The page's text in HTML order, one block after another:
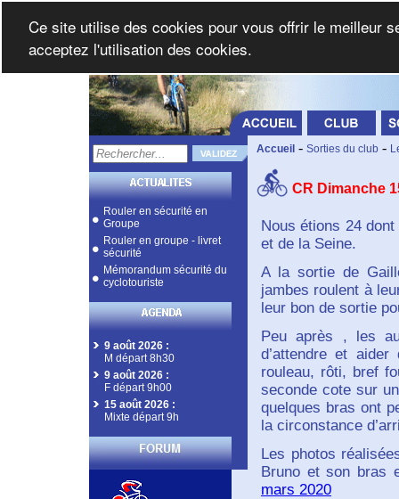
Rouler en sécurité en
Groupe
Rouler en groupe - livret
sécurité
Mémorandum sécurité du
cyclotouriste
9 août 2026 :
M départ 8h30
9 août 2026 :
F départ 9h00
15 août 2026 :
Mixte départ 9h
Accueil - Sorties du club -
CR Dimanche
Nous étions 24
et de la Seine.
A la sortie de
jambes roulent à
leur bon de sortie
Peu après , les
d’attendre et
rouleau, rôti, bref
seconde cote sur
quelques bras ont
la circonstance
Les photos
Bruno et son bras
mars 2020
Ce site utilise des cookies pour vous offrir le meilleur
acceptez l'utilisation des cookies.